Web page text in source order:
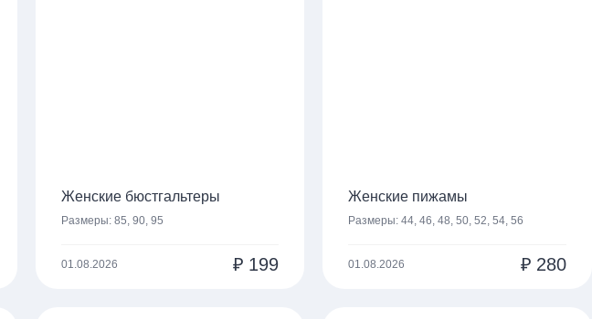
Женские бюстгальтеры
Размеры: 85, 90, 95
01.08.2026 ₽ 199
Женские пижамы
Размеры:44, 46, 48, 50, 52, 54, 56
01.08.2026 ₽ 280